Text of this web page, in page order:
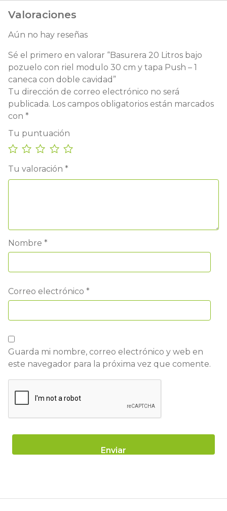
Valoraciones
Aún no hay reseñas
Sé el primero en valorar “Basurera 20 Litros bajo
pozuelo con riel modulo 30 cm y tapa Push – 1
caneca con doble cavidad”
Tu dirección de correo electrónico no será
publicada. Los campos obligatorios están marcados
con *
Tu puntuación
Tu valoración *
Nombre *
Correo electrónico *
Guarda mi nombre, correo electrónico y web en
este navegador para la próxima vez que comente.